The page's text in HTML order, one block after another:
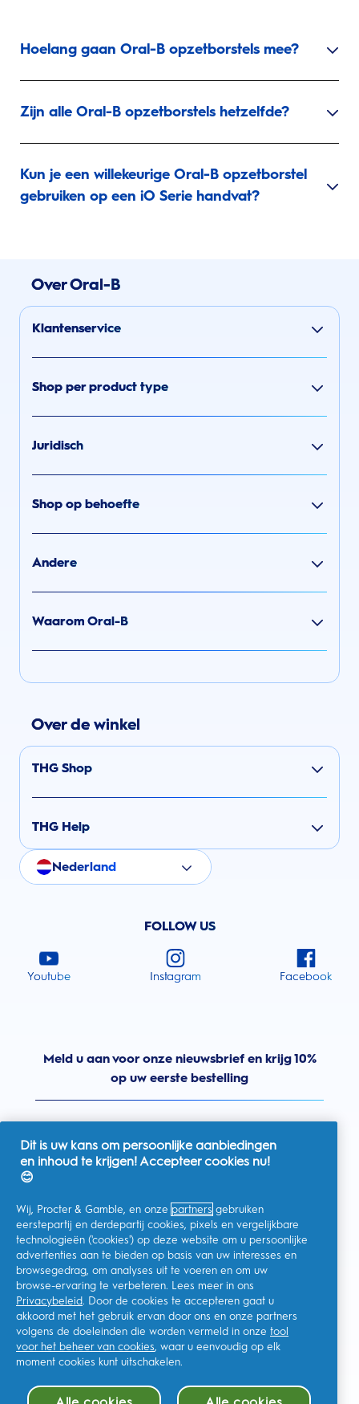
Hoelang gaan Oral-B opzetborstels mee?
Zijn alle Oral-B opzetborstels hetzelfde?
Kun je een willekeurige Oral-B opzetborstel
gebruiken op een iO Serie handvat?
Over Oral-B
Klantenservice
Shop per product type
Juridisch
Shop op behoefte
Andere
Waarom Oral-B
Over de winkel
THG Shop
THG Help
Nederland
FOLLOW US
Youtube Instagram Facebook
Meld u aan voor onze nieuwsbrief en krijg 10%
op uw eerste bestelling
Ik geef toestemming voor het ontvangen van
gepersonaliseerde communicatie met betrekking tot
aanbiedingen, nieuws en andere promotionele initiatieven van
Oral-B en andere P&G-merkenvia e-mail en online kanalen. Ik
kan me op elk momentafmelden.
Procter & Gamble, als verwerkingsverantwoordelijke, zal uw
persoonlijke gegevens verwerken zodat u zich bij deze site kunt
registreren en de interactie kunt aangaan met de aangeboden
diensten en zodat P&G u, afhankelijk van uw toestemming,
relevante commerciële berichten kan sturen, waaronder
gepersonaliseerde advertenties in online media. Ontdek hier
Voor meer informatie over de verwerking van uw gegevens en
Dit is uw kans om persoonlijke aanbiedingen
en inhoud te krijgen! Accepteer cookies nu!
😊
Wij, Procter & Gamble, en onze partners gebruiken
eerstepartij en derdepartij cookies, pixels en vergelijkbare
technologieën ('cookies') op deze website om u persoonlijke
advertenties aan te bieden op basis van uw interesses en
browsegedrag, om analyses uit te voeren en om uw
browse-ervaring te verbeteren. Lees meer in ons
Privacybeleid. Door de cookies te accepteren gaat u
akkoord met het gebruik ervan door ons en onze partners
volgens de doeleinden die worden vermeld in onze tool
voor het beheer van cookies, waar u eenvoudig op elk
moment cookies kunt uitschakelen.